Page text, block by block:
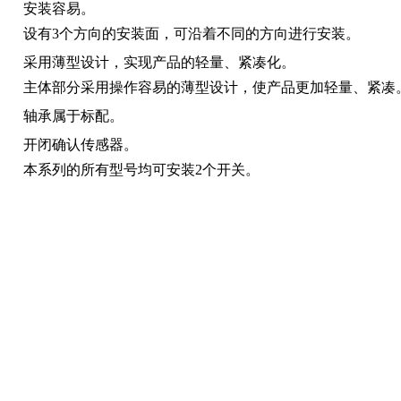
安装容易。
设有3个方向的安装面，可沿着不同的方向进行安装。
采用薄型设计，实现产品的轻量、紧凑化。
主体部分采用操作容易的薄型设计，使产品更加轻量、紧凑
轴承属于标配。
开闭确认传感器。
本系列的所有型号均可安装2个开关。